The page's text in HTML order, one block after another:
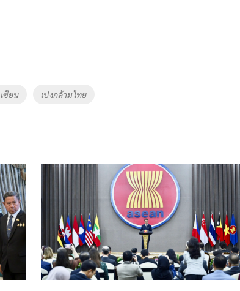
ซียน เบ่งกล้ามไทย